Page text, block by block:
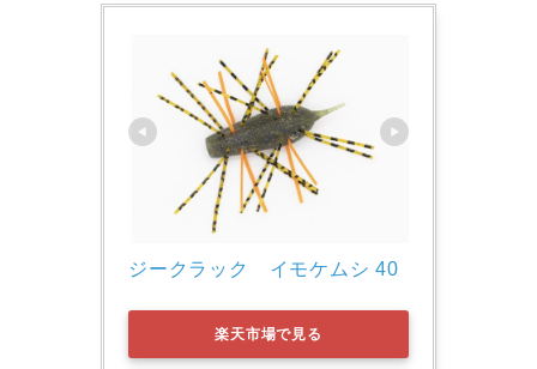
ジークラック　イモケムシ 40
楽天市場で見る